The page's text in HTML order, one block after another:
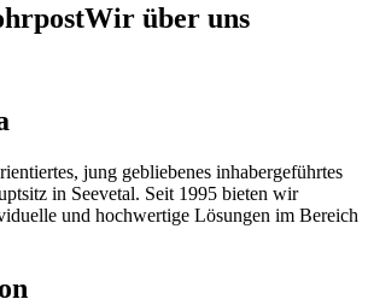
Wir über uns
jung gebliebenes inhabergeführtes
in Seevetal. Seit 1995 bieten wir
und hochwertige Lösungen im Bereich